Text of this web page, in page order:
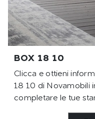
BOX 18 10
Clicca e ottieni
18 10 di Novamobili
completare le tue